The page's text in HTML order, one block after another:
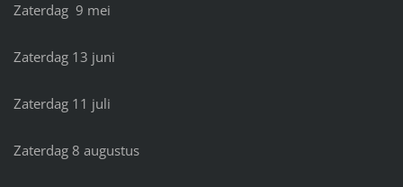
Zaterdag 9 mei
Zaterdag 13 juni
Zaterdag 11 juli
Zaterdag 8 augustus